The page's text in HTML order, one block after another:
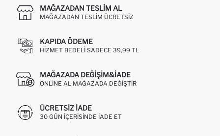
MAĞAZADAN TESLIM AL
MAĞAZADAN TESLIM ÜCRETSIZ
KAPIDA ÖDEME
HIZMET BEDELI SADECE 39,99 TL
MAĞAZADA DEĞIŞIM&İADE
ONLINE AL MAĞAZADA DEĞIŞTIR
ÜCRETSIZ IADE
30 GÜN IÇERISINDE IADE ET